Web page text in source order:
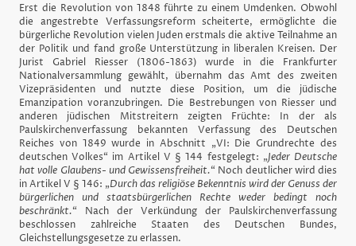
Erst die Revolution von 1848 führte zu einem Umdenken. Obwohl
die angestrebte Verfassungsreform scheiterte, ermöglichte die
bürgerliche Revolution vielen Juden erstmals die aktive Teilnahme an
der Politik und fand große Unterstützung in liberalen Kreisen. Der
Jurist Gabriel Riesser (1806-1863) wurde in die Frankfurter
Nationalversammlung gewählt, übernahm das Amt des zweiten
Vizepräsidenten und nutzte diese Position, um die jüdische
Emanzipation voranzubringen. Die Bestrebungen von Riesser und
anderen jüdischen Mitstreitern zeigten Früchte: In der als
Paulskirchenverfassung bekannten Verfassung des Deutschen
Reiches von 1849 wurde in Abschnitt „VI: Die Grundrechte des
deutschen Volkes“ im Artikel V § 144 festgelegt: „Jeder Deutsche
hat volle Glaubens- und Gewissensfreiheit.“ Noch deutlicher wird dies
in Artikel V § 146: „Durch das religiöse Bekenntnis wird der Genuss der
bürgerlichen und staatsbürgerlichen Rechte weder bedingt noch
beschränkt.“ Nach der Verkündung der Paulskirchenverfassung
beschlossen zahlreiche Staaten des Deutschen Bundes,
Gleichstellungsgesetze zu erlassen.